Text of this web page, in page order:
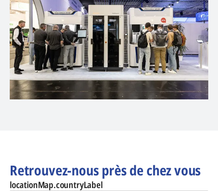
Retrouvez-nous près de chez vous
locationMap.countryLabel